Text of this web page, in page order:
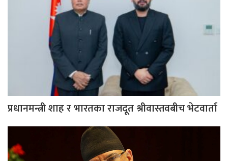
प्रधानमन्त्री शाह र भारतका राजदूत श्रीवास्तवबीच भेटवार्ता